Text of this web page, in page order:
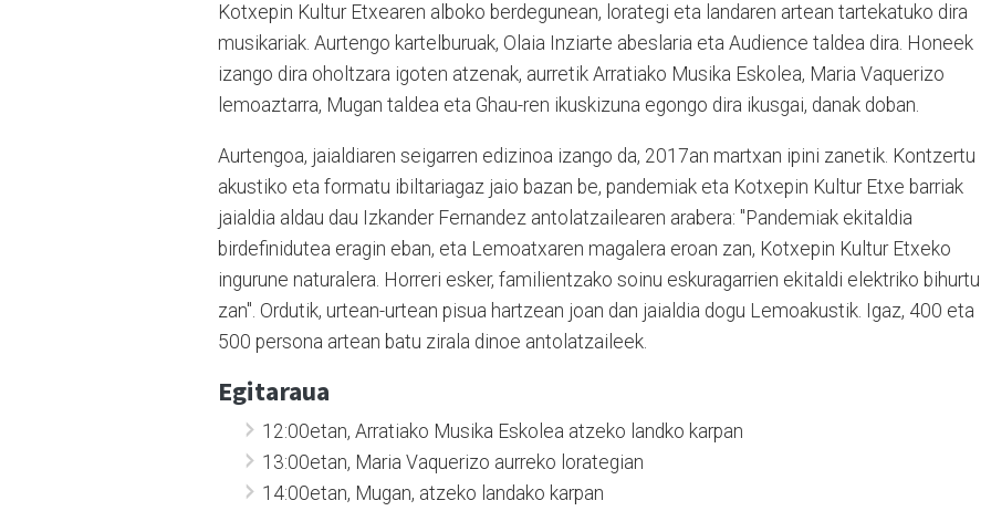
Kotxepin Kultur Etxearen alboko berdegunean, lorategi eta landaren artean tartekatuko dira
musikariak. Aurtengo kartelburuak, Olaia Inziarte abeslaria eta Audience taldea dira. Honeek
izango dira oholtzara igoten atzenak, aurretik Arratiako Musika Eskolea, Maria Vaquerizo
lemoaztarra, Mugan taldea eta Ghau-ren ikuskizuna egongo dira ikusgai, danak doban.
Aurtengoa, jaialdiaren seigarren edizinoa izango da, 2017an martxan ipini zanetik. Kontzertu
akustiko eta formatu ibiltariagaz jaio bazan be, pandemiak eta Kotxepin Kultur Etxe barriak
jaialdia aldau dau Izkander Fernandez antolatzailearen arabera: "Pandemiak ekitaldia
birdefinidutea eragin eban, eta Lemoatxaren magalera eroan zan, Kotxepin Kultur Etxeko
ingurune naturalera. Horreri esker, familientzako soinu eskuragarrien ekitaldi elektriko bihurtu
zan". Ordutik, urtean-urtean pisua hartzean joan dan jaialdia dogu Lemoakustik. Igaz, 400 eta
500 persona artean batu zirala dinoe antolatzaileek.
Egitaraua
12:00etan, Arratiako Musika Eskolea atzeko landko karpan
13:00etan, Maria Vaquerizo aurreko lorategian
14:00etan, Mugan, atzeko landako karpan